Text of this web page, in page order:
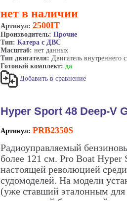
нет в наличии
Артикул: 2500IT
Производитель: Прочие
Тип: Катера с ДВС
Масштаб: нет данных
Тип двигателя: Двигатель внутреннего
Готовый комплект: да
Добавить в сравнение
Hyper Sport 48 Deep-V
Артикул: PRB2350S
Радиоуправляемый
более 121 см. Pro Boat Hyper
настоящей революцией
судомоделей. На модели
(уже ставший эталонным для